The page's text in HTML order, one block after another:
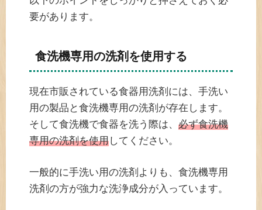
要があります。
食洗機専用の洗剤を使用する
現在市販されている食器用洗剤には、手洗い
用の製品と食洗機専用の洗剤が存在します。
そして食洗機で食器を洗う際は、 必ず食洗機
専用の洗剤を使用してください。
一般的に手洗い用の洗剤よりも、食洗機専用
洗剤の方が強力な洗浄成分が入っています。